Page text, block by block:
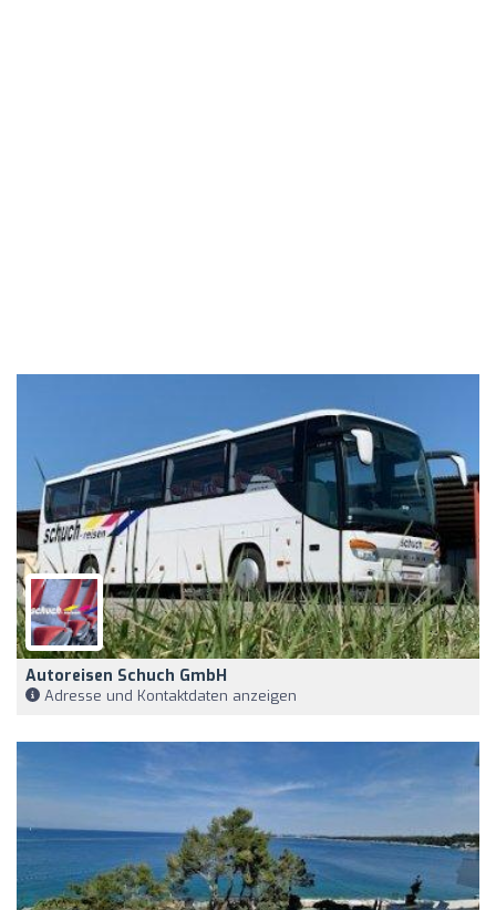
Autoreisen Schuch GmbH
Adresse und Kontaktdaten anzeigen